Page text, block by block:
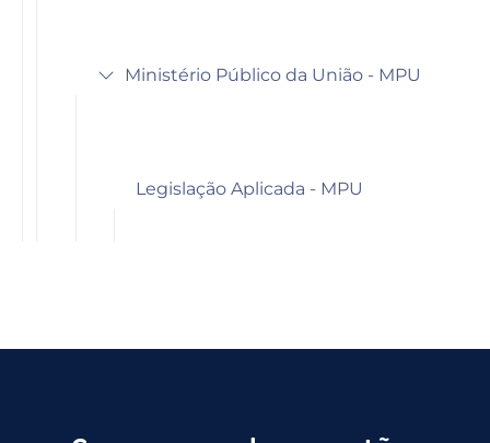
Ministério Público da União - MPU
Legislação Aplicada - MPU